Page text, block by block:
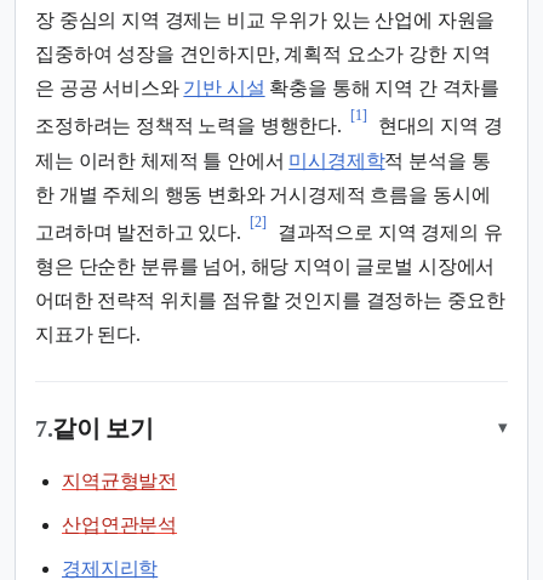
장 중심의 지역 경제는 비교 우위가 있는 산업에 자원을
집중하여 성장을 견인하지만, 계획적 요소가 강한 지역
은 공공 서비스와 기반 시설 확충을 통해 지역 간 격차를
조정하려는 정책적 노력을 병행한다.
[1]
현대의 지역 경
제는 이러한 체제적 틀 안에서 미시경제학적 분석을 통
한 개별 주체의 행동 변화와 거시경제적 흐름을 동시에
고려하며 발전하고 있다.
[2]
결과적으로 지역 경제의 유
형은 단순한 분류를 넘어, 해당 지역이 글로벌 시장에서
어떠한 전략적 위치를 점유할 것인지를 결정하는 중요한
지표가 된다.
7.같이 보기 ▾
지역균형발전
산업연관분석
경제지리학